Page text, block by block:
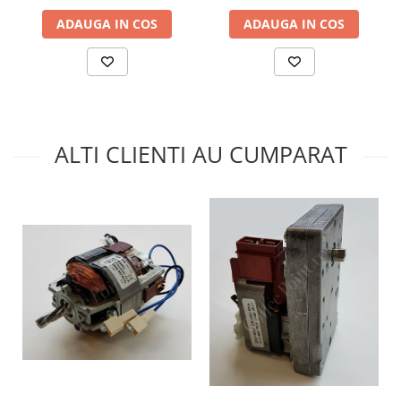
ADAUGA IN COS ADAUGA IN COS
ALTI CLIENTI AU CUMPARAT